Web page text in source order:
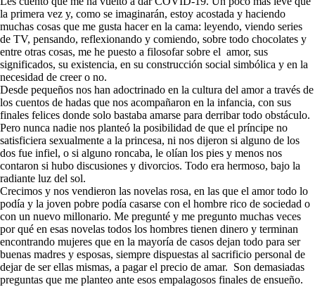
la primera vez y, como se imaginarán, estoy acostada y haciendo
muchas cosas que me gusta hacer en la cama: leyendo, viendo series
de TV, pensando, reflexionando y comiendo, sobre todo chocolates y
entre otras cosas, me he puesto a filosofar sobre el amor, sus
significados, su existencia, en su construcción social simbólica y en la
necesidad de creer o no.
Desde pequeños nos han adoctrinado en la cultura del amor a través de
los cuentos de hadas que nos acompañaron en la infancia, con sus
finales felices donde solo bastaba amarse para derribar todo obstáculo.
Pero nunca nadie nos planteó la posibilidad de que el príncipe no
satisficiera sexualmente a la princesa, ni nos dijeron si alguno de los
dos fue infiel, o si alguno roncaba, le olían los pies y menos nos
contaron si hubo discusiones y divorcios. Todo era hermoso, bajo la
radiante luz del sol.
Crecimos y nos vendieron las novelas rosa, en las que el amor todo lo
podía y la joven pobre podía casarse con el hombre rico de sociedad o
con un nuevo millonario. Me pregunté y me pregunto muchas veces
por qué en esas novelas todos los hombres tienen dinero y terminan
encontrando mujeres que en la mayoría de casos dejan todo para ser
buenas madres y esposas, siempre dispuestas al sacrificio personal de
dejar de ser ellas mismas, a pagar el precio de amar. Son demasiadas
preguntas que me planteo ante esos empalagosos finales de ensueño.